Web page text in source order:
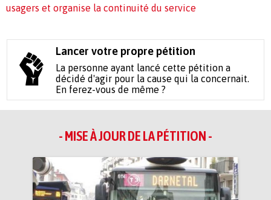
usagers et organise la continuité du service
Lancer votre propre pétition
La personne ayant lancé cette pétition a
décidé d'agir pour la cause qui la concernait.
En ferez-vous de même ?
- MISE À JOUR DE LA PÉTITION -